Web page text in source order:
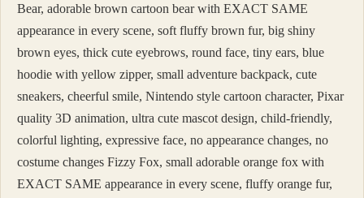
Bear, adorable brown cartoon bear with EXACT SAME
appearance in every scene, soft fluffy brown fur, big shiny
brown eyes, thick cute eyebrows, round face, tiny ears, blue
hoodie with yellow zipper, small adventure backpack, cute
sneakers, cheerful smile, Nintendo style cartoon character, Pixar
quality 3D animation, ultra cute mascot design, child-friendly,
colorful lighting, expressive face, no appearance changes, no
costume changes Fizzy Fox, small adorable orange fox with
EXACT SAME appearance in every scene, fluffy orange fur,